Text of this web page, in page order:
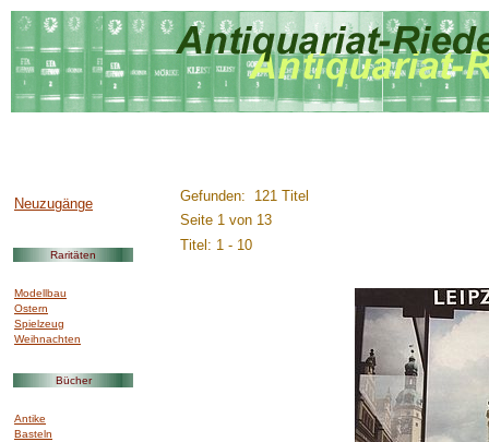
Neuzugänge
Raritäten
Modellbau
Ostern
Spielzeug
Weihnachten
Bücher
Antike
Basteln
Gefunden: 121 Titel
Seite 1 von 13
Titel: 1 - 10